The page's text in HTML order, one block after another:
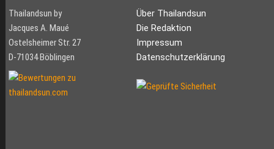
Thailandsun by
Jacques A. Maué
Ostelsheimer Str. 27
D-71034 Böblingen
Über Thailandsun
Die Redaktion
Impressum
Datenschutzerklärung